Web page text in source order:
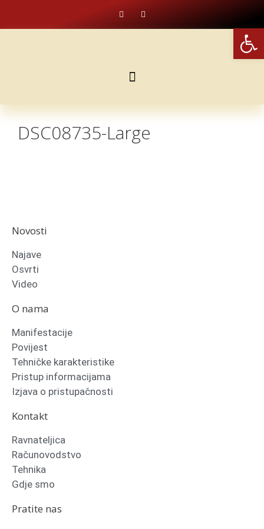
DSC08735-Large
Novosti
Najave
Osvrti
Video
O nama
Manifestacije
Povijest
Tehničke karakteristike
Pristup informacijama
Izjava o pristupačnosti
Kontakt
Ravnateljica
Računovodstvo
Tehnika
Gdje smo
Pratite nas